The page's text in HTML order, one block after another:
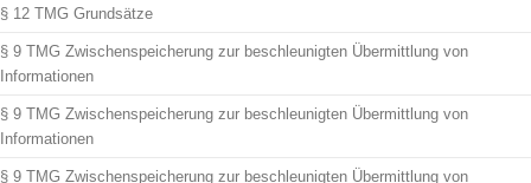
§ 12 TMG Grundsätze
§ 9 TMG Zwischenspeicherung zur beschleunigten Übermittlung von
Informationen
§ 9 TMG Zwischenspeicherung zur beschleunigten Übermittlung von
Informationen
§ 9 TMG Zwischenspeicherung zur beschleunigten Übermittlung von